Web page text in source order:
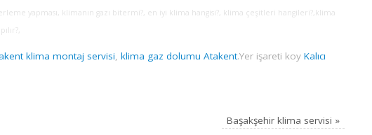
yapması, klimanın gazı bitermi?, en iyi klima hangisi?, klima çeşitleri hangileri?,klima
klima montaj servisi, klima gaz dolumu Atakent.Yer işareti koy Kalıcı
Başakşehir klima servisi »